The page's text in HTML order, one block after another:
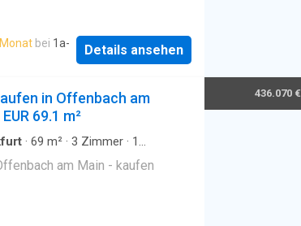
bei 1a-
Details ansehen
in Offenbach am
69.1 m²
· 69 m² · 3 Zimmer · 1
am Main - kaufen
436.070 €